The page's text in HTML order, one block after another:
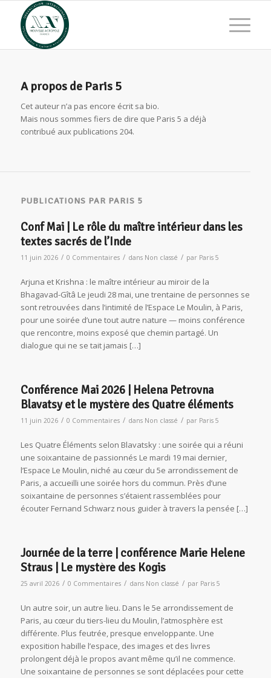
A propos de Paris 5
Cet auteur n’a pas encore écrit sa bio.
Mais nous sommes fiers de dire que Paris 5 a déjà
contribué aux publications 204.
PUBLICATIONS PAR PARIS 5
Conf Mai | Le rôle du maître intérieur dans les
textes sacrés de l’Inde
11 juin 2026 / 0 Commentaires / dans Non classé / par Paris 5
Arjuna et Krishna : le maître intérieur au miroir de la
Bhagavad-Gîtâ Le jeudi 28 mai, une trentaine de personnes se
sont retrouvées dans l’intimité de l’Espace Le Moulin, à Paris,
pour une soirée d’une tout autre nature — moins conférence
que rencontre, moins exposé que chemin partagé. Un
dialogue qui ne se tait jamais […]
Conférence Mai 2026 | Helena Petrovna
Blavatsy et le mystère des Quatre éléments
11 juin 2026 / 0 Commentaires / dans Non classé / par Paris 5
Les Quatre Éléments selon Blavatsky : une soirée qui a réuni
une soixantaine de passionnés Le mardi 19 mai dernier,
l’Espace Le Moulin, niché au cœur du 5e arrondissement de
Paris, a accueilli une soirée hors du commun. Près d’une
soixantaine de personnes s’étaient rassemblées pour
écouter Fernand Schwarz nous guider à travers la pensée […]
Journée de la terre | conférence Marie Helene
Straus | Le mystère des Kogis
25 avril 2026 / 0 Commentaires / dans Non classé / par Paris 5
Un autre soir, un autre lieu. Dans le 5e arrondissement de
Paris, au cœur du tiers-lieu du Moulin, l’atmosphère est
différente. Plus feutrée, presque enveloppante. Une
exposition habille l’espace, des images et des livres
prolongent déjà le propos avant même qu’il ne commence.
Une soixantaine de personnes se sont déplacées pour cette